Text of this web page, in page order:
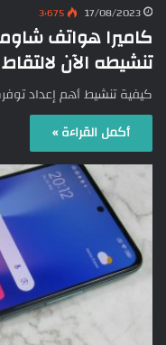
17/08/2023 3٬675
كاميرا هواتف
تنشيطه الآن
كيفية تنشيط أهم إعداد
أكمل القراءة »